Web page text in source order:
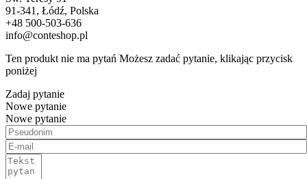
91-341, Łódź, Polska
+48 500-503-636
info@conteshop.pl
Ten produkt nie ma pytań Możesz zadać pytanie, klikając przycisk
poniżej
Zadaj pytanie
Nowe pytanie
Nowe pytanie